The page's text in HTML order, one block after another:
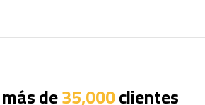
de35,000clientes